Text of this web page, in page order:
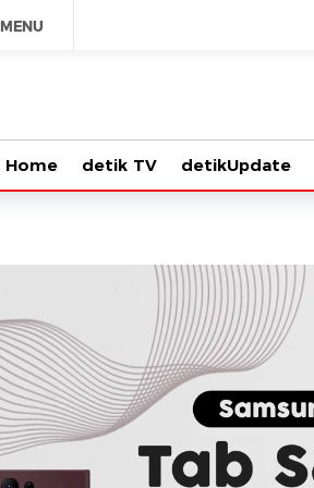
MENU
Home detik TV detikUpdate